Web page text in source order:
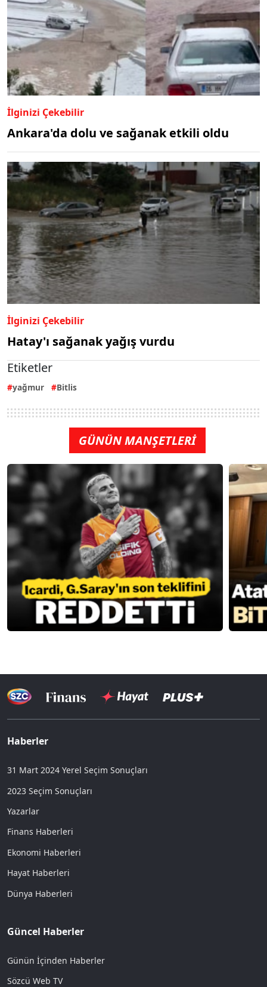
İlginizi Çekebilir
Ankara'da dolu ve sağanak etkili oldu
İlginizi Çekebilir
Hatay'ı sağanak yağış vurdu
Etiketler
yağmur Bitlis
GÜNÜN MANŞETLERİ
Haberler
31 Mart 2024 Yerel Seçim Sonuçları
2023 Seçim Sonuçları
Yazarlar
Finans Haberleri
Ekonomi Haberleri
Hayat Haberleri
Dünya Haberleri
Güncel Haberler
Günün İçinden Haberler
Sözcü Web TV